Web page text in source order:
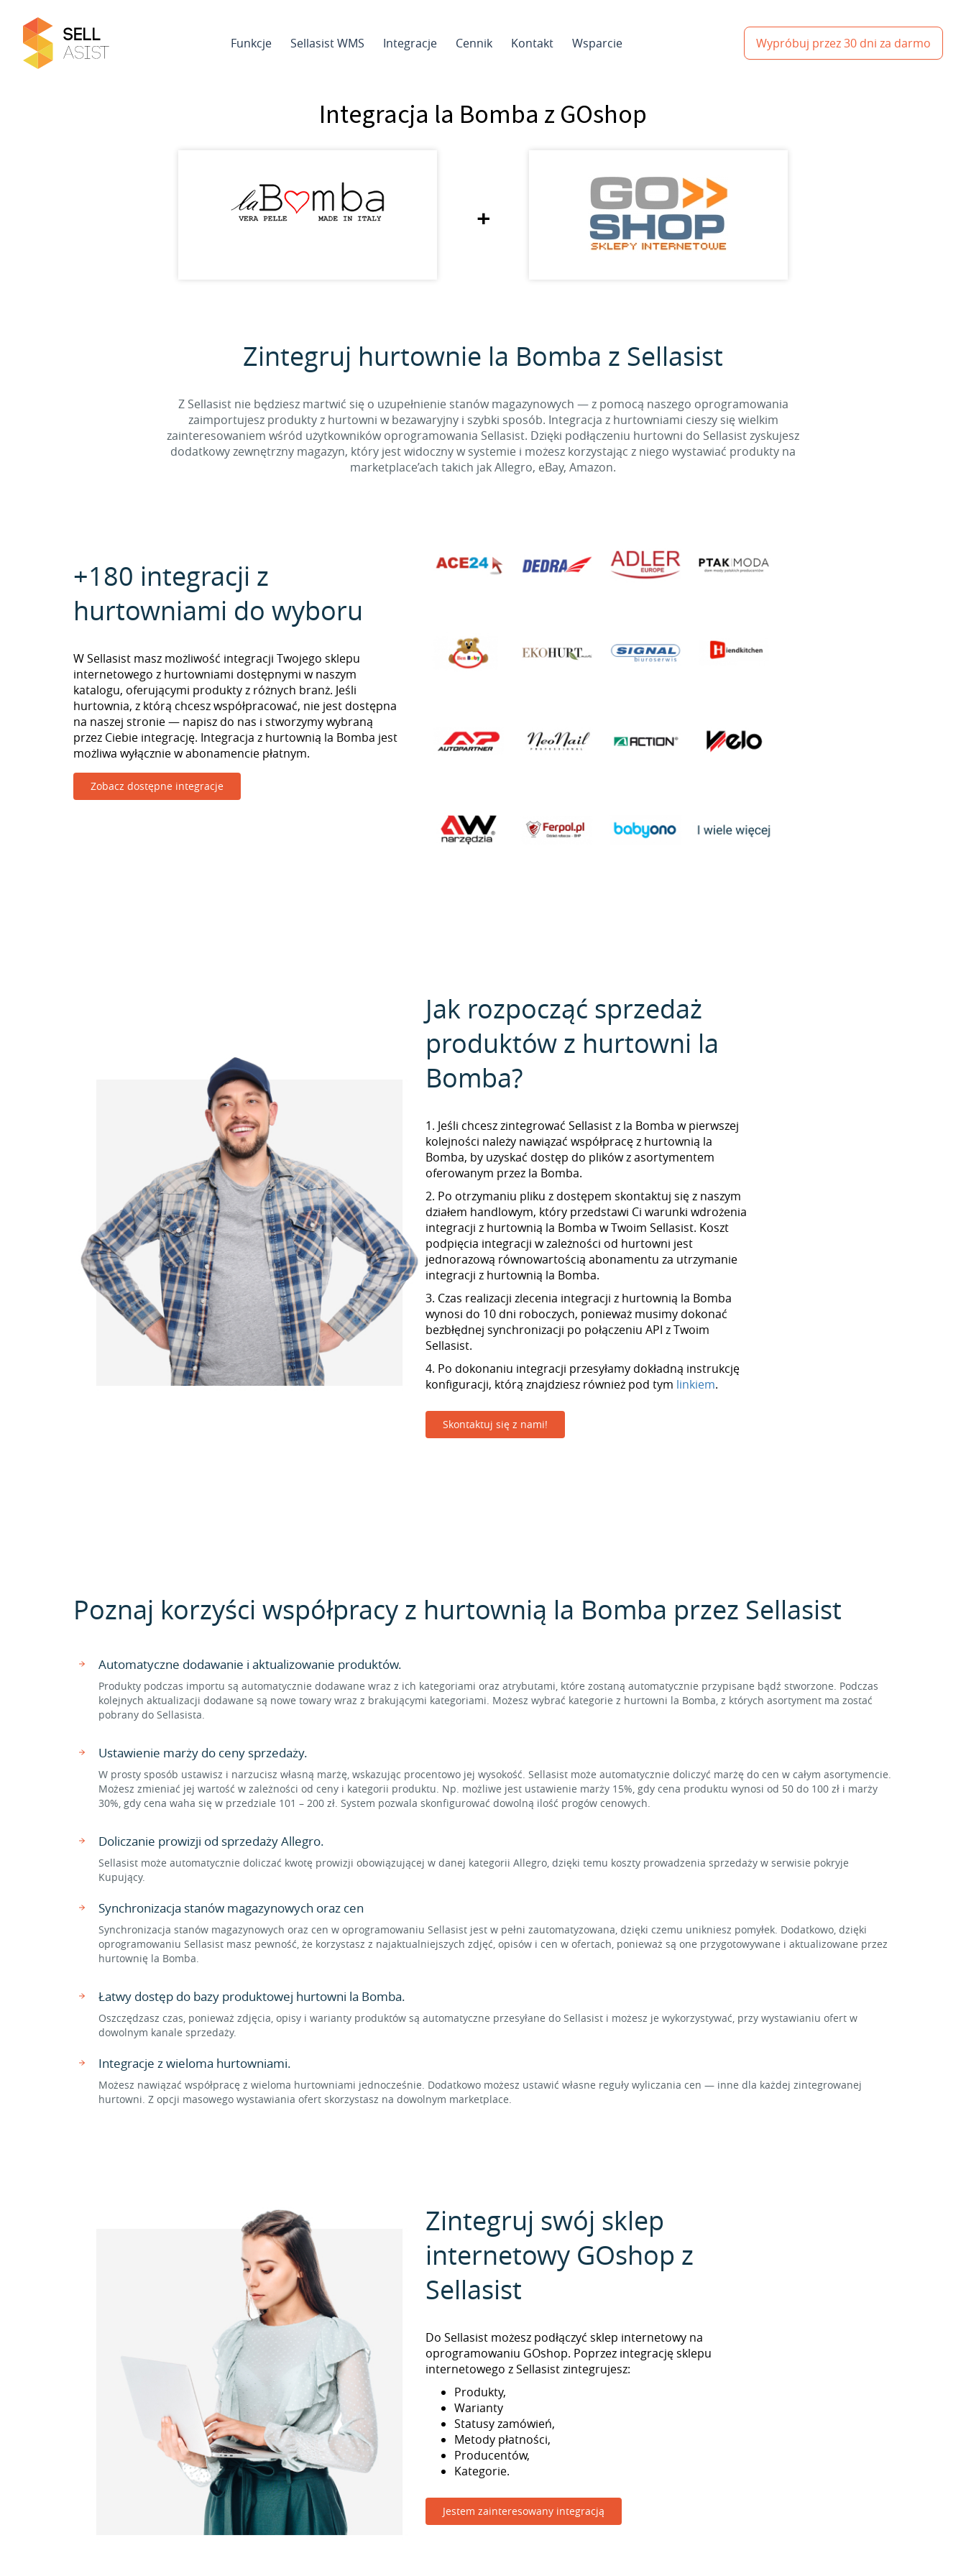
Funkcje Sellasist WMS Integracje Cennik Kontakt Wsparcie Wypróbuj przez 30 dni za darmo
Integracja la Bomba z GOshop
+
Zintegruj hurtownie la Bomba z Sellasist
Z Sellasist nie będziesz martwić się o uzupełnienie stanów magazynowych — z pomocą naszego oprogramowania
zaimportujesz produkty z hurtowni w bezawaryjny i szybki sposób. Integracja z hurtowniami cieszy się wielkim
zainteresowaniem wśród użytkowników oprogramowania Sellasist. Dzięki podłączeniu hurtowni do Sellasist zyskujesz
dodatkowy zewnętrzny magazyn, który jest widoczny w systemie i możesz korzystając z niego wystawiać produkty na
marketplace’ach takich jak Allegro, eBay, Amazon.
+180 integracji z
hurtowniami do wyboru
W Sellasist masz możliwość integracji Twojego sklepu
internetowego z hurtowniami dostępnymi w naszym
katalogu, oferującymi produkty z różnych branż. Jeśli
hurtownia, z którą chcesz współpracować, nie jest dostępna
na naszej stronie — napisz do nas i stworzymy wybraną
przez Ciebie integrację. Integracja z hurtownią la Bomba jest
możliwa wyłącznie w abonamencie płatnym.
Zobacz dostępne integracje
Jak rozpocząć sprzedaż
produktów z hurtowni la
Bomba?
1. Jeśli chcesz zintegrować Sellasist z la Bomba w pierwszej
kolejności należy nawiązać współpracę z hurtownią la
Bomba, by uzyskać dostęp do plików z asortymentem
oferowanym przez la Bomba.
2. Po otrzymaniu pliku z dostępem skontaktuj się z naszym
działem handlowym, który przedstawi Ci warunki wdrożenia
integracji z hurtownią la Bomba w Twoim Sellasist. Koszt
podpięcia integracji w zależności od hurtowni jest
jednorazową równowartością abonamentu za utrzymanie
integracji z hurtownią la Bomba.
3. Czas realizacji zlecenia integracji z hurtownią la Bomba
wynosi do 10 dni roboczych, ponieważ musimy dokonać
bezbłędnej synchronizacji po połączeniu API z Twoim
Sellasist.
4. Po dokonaniu integracji przesyłamy dokładną instrukcję
konfiguracji, którą znajdziesz również pod tym linkiem.
Skontaktuj się z nami!
Poznaj korzyści współpracy z hurtownią la Bomba przez Sellasist
Automatyczne dodawanie i aktualizowanie produktów.
Produkty podczas importu są automatycznie dodawane wraz z ich kategoriami oraz atrybutami, które zostaną automatycznie przypisane bądź stworzone. Podczas
kolejnych aktualizacji dodawane są nowe towary wraz z brakującymi kategoriami. Możesz wybrać kategorie z hurtowni la Bomba, z których asortyment ma zostać
pobrany do Sellasista.
Ustawienie marży do ceny sprzedaży.
W prosty sposób ustawisz i narzucisz własną marżę, wskazując procentowo jej wysokość. Sellasist może automatycznie doliczyć marżę do cen w całym asortymencie.
Możesz zmieniać jej wartość w zależności od ceny i kategorii produktu. Np. możliwe jest ustawienie marży 15%, gdy cena produktu wynosi od 50 do 100 zł i marży
30%, gdy cena waha się w przedziale 101 – 200 zł. System pozwala skonfigurować dowolną ilość progów cenowych.
Doliczanie prowizji od sprzedaży Allegro.
Sellasist może automatycznie doliczać kwotę prowizji obowiązującej w danej kategorii Allegro, dzięki temu koszty prowadzenia sprzedaży w serwisie pokryje
Kupujący.
Synchronizacja stanów magazynowych oraz cen
Synchronizacja stanów magazynowych oraz cen w oprogramowaniu Sellasist jest w pełni zautomatyzowana, dzięki czemu unikniesz pomyłek. Dodatkowo, dzięki
oprogramowaniu Sellasist masz pewność, że korzystasz z najaktualniejszych zdjęć, opisów i cen w ofertach, ponieważ są one przygotowywane i aktualizowane przez
hurtownię la Bomba.
Łatwy dostęp do bazy produktowej hurtowni la Bomba.
Oszczędzasz czas, ponieważ zdjęcia, opisy i warianty produktów są automatyczne przesyłane do Sellasist i możesz je wykorzystywać, przy wystawianiu ofert w
dowolnym kanale sprzedaży.
Integracje z wieloma hurtowniami.
Możesz nawiązać współpracę z wieloma hurtowniami jednocześnie. Dodatkowo możesz ustawić własne reguły wyliczania cen — inne dla każdej zintegrowanej
hurtowni. Z opcji masowego wystawiania ofert skorzystasz na dowolnym marketplace.
Zintegruj swój sklep
internetowy GOshop z
Sellasist
Do Sellasist możesz podłączyć sklep internetowy na
oprogramowaniu GOshop. Poprzez integrację sklepu
internetowego z Sellasist zintegrujesz:
Produkty,
Warianty
Statusy zamówień,
Metody płatności,
Producentów,
Kategorie.
Jestem zainteresowany integracją